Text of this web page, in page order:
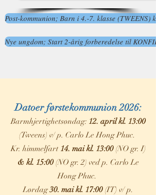
Post-kommunion; Barn i 4.-7. klasse (TWEENS)
Nye ungdom; Start 2-årig forberedelse til
Datoer førstekommunion 2026:
Barmhjertighetsøndag: 12. april kl. 13:00
(Tweens) v/ p. Carlo Le Hong Phuc.
Kr. himmelfart 14. mai kl. 13:00 (NO gr. I)
& kl. 15:00 (NO gr. 2) ved p. Carlo Le
Hong Phuc.
Lørdag30. mai kl. 17:00 (IT) v/ p.